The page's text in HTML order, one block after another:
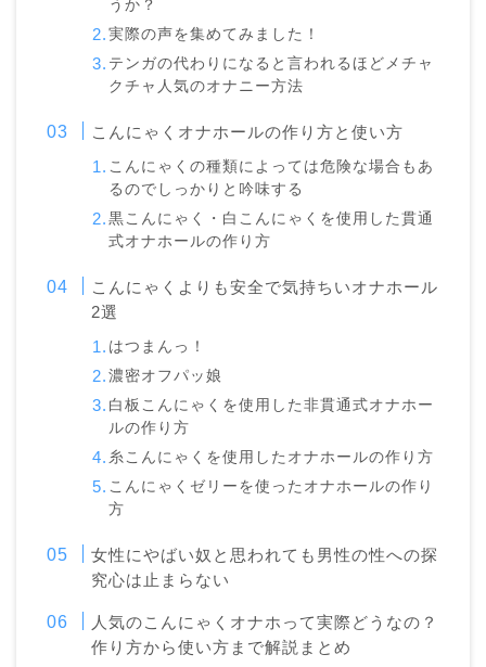
うか？
実際の声を集めてみました！
テンガの代わりになると言われるほどメチャ
クチャ人気のオナニー方法
こんにゃくオナホールの作り方と使い方
こんにゃくの種類によっては危険な場合もあ
るのでしっかりと吟味する
黒こんにゃく・白こんにゃくを使用した貫通
式オナホールの作り方
こんにゃくよりも安全で気持ちいオナホール
2選
はつまんっ！
濃密オフパッ娘
白板こんにゃくを使用した非貫通式オナホー
ルの作り方
糸こんにゃくを使用したオナホールの作り方
こんにゃくゼリーを使ったオナホールの作り
方
女性にやばい奴と思われても男性の性への探
究心は止まらない
人気のこんにゃくオナホって実際どうなの？
作り方から使い方まで解説まとめ